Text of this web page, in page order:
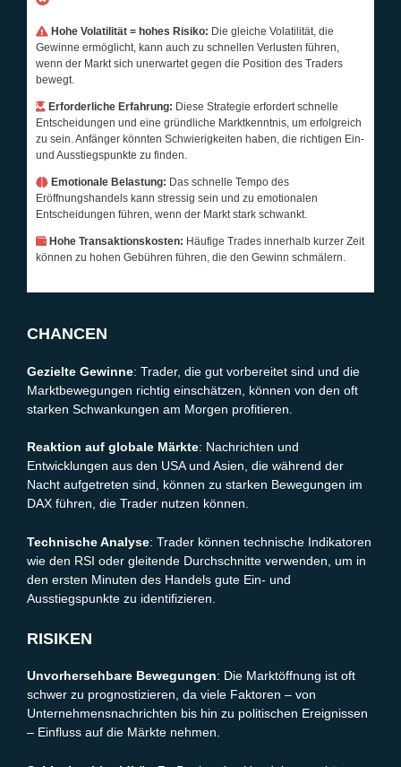
Hohe Volatilität = hohes Risiko: Die gleiche Volatilität, die
Gewinne ermöglicht, kann auch zu schnellen Verlusten führen,
wenn der Markt sich unerwartet gegen die Position des Traders
bewegt.
Erforderliche Erfahrung: Diese Strategie erfordert schnelle
Entscheidungen und eine gründliche Marktkenntnis, um erfolgreich
zu sein. Anfänger könnten Schwierigkeiten haben, die richtigen Ein-
und Ausstiegspunkte zu finden.
Emotionale Belastung: Das schnelle Tempo des
Eröffnungshandels kann stressig sein und zu emotionalen
Entscheidungen führen, wenn der Markt stark schwankt.
Hohe Transaktionskosten: Häufige Trades innerhalb kurzer Zeit
können zu hohen Gebühren führen, die den Gewinn schmälern.
CHANCEN
Gezielte Gewinne: Trader, die gut vorbereitet sind und die
Marktbewegungen richtig einschätzen, können von den oft
starken Schwankungen am Morgen profitieren.
Reaktion auf globale Märkte: Nachrichten und
Entwicklungen aus den USA und Asien, die während der
Nacht aufgetreten sind, können zu starken Bewegungen im
DAX führen, die Trader nutzen können.
Technische Analyse: Trader können technische Indikatoren
wie den RSI oder gleitende Durchschnitte verwenden, um in
den ersten Minuten des Handels gute Ein- und
Ausstiegspunkte zu identifizieren.
RISIKEN
Unvorhersehbare Bewegungen: Die Marktöffnung ist oft
schwer zu prognostizieren, da viele Faktoren – von
Unternehmensnachrichten bis hin zu politischen Ereignissen
– Einfluss auf die Märkte nehmen.